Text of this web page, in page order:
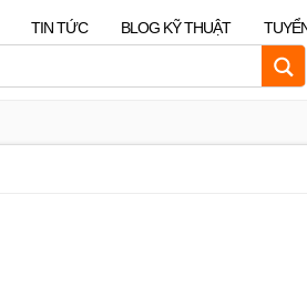
TIN TỨC BLOG KỸ THUẬT